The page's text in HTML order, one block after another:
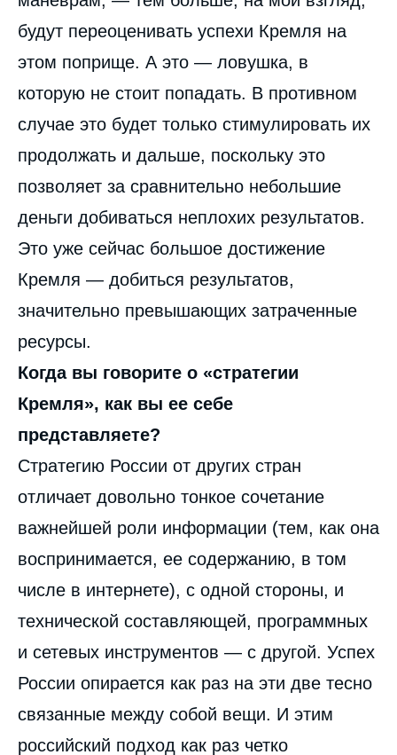
будут переоценивать успехи Кремля на
этом поприще. А это — ловушка, в
которую не стоит попадать. В противном
случае это будет только стимулировать их
продолжать и дальше, поскольку это
позволяет за сравнительно небольшие
деньги добиваться неплохих результатов.
Это уже сейчас большое достижение
Кремля — добиться результатов,
значительно превышающих затраченные
ресурсы.
Когда вы говорите о «стратегии
Кремля», как вы ее себе
представляете?
Стратегию России от других стран
отличает довольно тонкое сочетание
важнейшей роли информации (тем, как она
воспринимается, ее содержанию, в том
числе в интернете), с одной стороны, и
технической составляющей, программных
и сетевых инструментов — с другой. Успех
России опирается как раз на эти две тесно
связанные между собой вещи. И этим
российский подход как раз четко